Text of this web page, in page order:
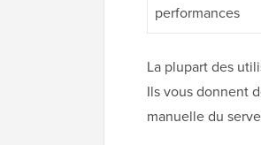
performances
La plupart des
Ils vous donnent
manuelle du